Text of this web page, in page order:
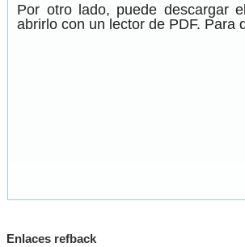
Por otro lado, puede descargar
abrirlo con un lector de PDF. Para
Enlaces refback